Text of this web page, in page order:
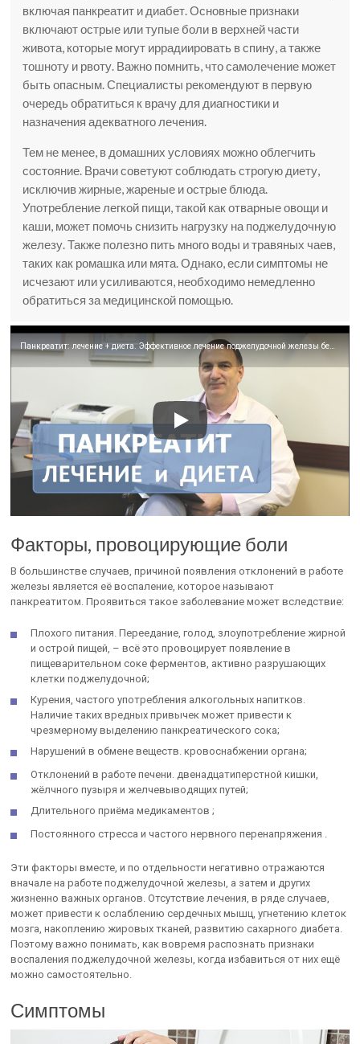
включая панкреатит и диабет. Основные признаки
включают острые или тупые боли в верхней части
живота, которые могут иррадиировать в спину, а также
тошноту и рвоту. Важно помнить, что самолечение может
быть опасным. Специалисты рекомендуют в первую
очередь обратиться к врачу для диагностики и
назначения адекватного лечения.
Тем не менее, в домашних условиях можно облегчить
состояние. Врачи советуют соблюдать строгую диету,
исключив жирные, жареные и острые блюда.
Употребление легкой пищи, такой как отварные овощи и
каши, может помочь снизить нагрузку на поджелудочную
железу. Также полезно пить много воды и травяных чаев,
таких как ромашка или мята. Однако, если симптомы не
исчезают или усиливаются, необходимо немедленно
обратиться за медицинской помощью.
Панкреатит: лечение + диета. Эффективное лечение поджелудочной железы без лекарств или лекарствами.
Факторы, провоцирующие боли
В большинстве случаев, причиной появления отклонений в работе
железы является её воспаление, которое называют
панкреатитом. Проявиться такое заболевание может вследствие:
Плохого питания. Переедание, голод, злоупотребление жирной
и острой пищей, – всё это провоцирует появление в
пищеварительном соке ферментов, активно разрушающих
клетки поджелудочной;
Курения, частого употребления алкогольных напитков.
Наличие таких вредных привычек может привести к
чрезмерному выделению панкреатического сока;
Нарушений в обмене веществ. кровоснабжении органа;
Отклонений в работе печени. двенадцатиперстной кишки,
жёлчного пузыря и желчевыводящих путей;
Длительного приёма медикаментов ;
Постоянного стресса и частого нервного перенапряжения .
Эти факторы вместе, и по отдельности негативно отражаются
вначале на работе поджелудочной железы, а затем и других
жизненно важных органов. Отсутствие лечения, в ряде случаев,
может привести к ослаблению сердечных мышц, угнетению клеток
мозга, накоплению жировых тканей, развитию сахарного диабета.
Поэтому важно понимать, как вовремя распознать признаки
воспаления поджелудочной железы, когда избавиться от них ещё
можно самостоятельно.
Симптомы